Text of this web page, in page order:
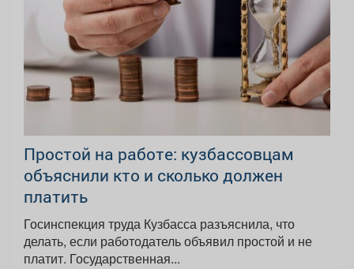
Простой на работе: кузбассовцам
объяснили кто и сколько должен
платить
Госинспекция труда Кузбасса разъяснила, что
делать, если работодатель объявил простой и не
платит. Государственная...